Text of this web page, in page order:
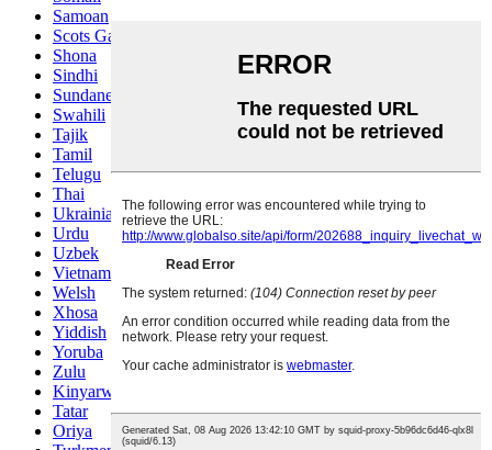
Samoan
Scots Gaelic
Shona
Sindhi
Sundanese
Swahili
Tajik
Tamil
Telugu
Thai
Ukrainian
Urdu
Uzbek
Vietnamese
Welsh
Xhosa
Yiddish
Yoruba
Zulu
Kinyarwanda
Tatar
Oriya